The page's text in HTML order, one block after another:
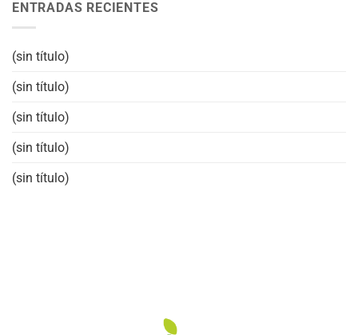
ENTRADAS RECIENTES
(sin título)
(sin título)
(sin título)
(sin título)
(sin título)